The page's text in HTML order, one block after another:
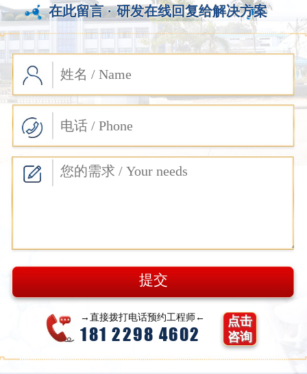
在此留言 · 研发在线回复给解决方案
→直接拨打电话预约工程师←
181 2298 4602
点击
咨询